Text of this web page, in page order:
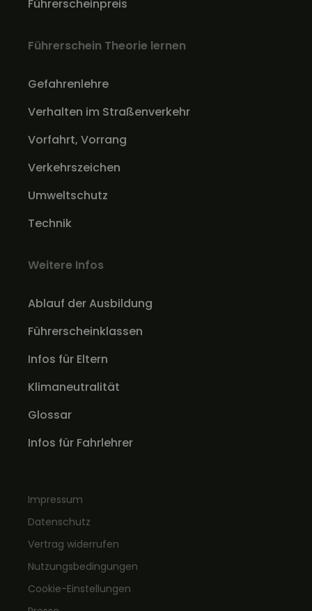
Führerscheinpreis
Führerschein Theorie lernen
Gefahrenlehre
Verhalten im Straßenverkehr
Vorfahrt, Vorrang
Verkehrszeichen
Umweltschutz
Technik
Weitere Infos
Ablauf der Ausbildung
Führerscheinklassen
Infos für Eltern
Klimaneutralität
Glossar
Infos für Fahrlehrer
Impressum
Datenschutz
Vertrag widerrufen
Nutzungsbedingungen
Cookie-Einstellungen